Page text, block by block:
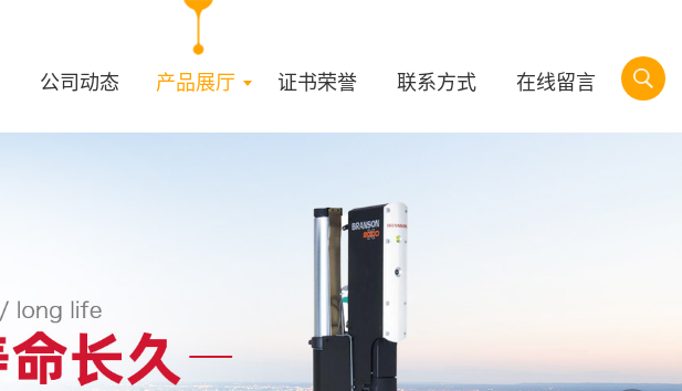
公司动态 产品展厅 证书荣誉 联系方式 在线留言